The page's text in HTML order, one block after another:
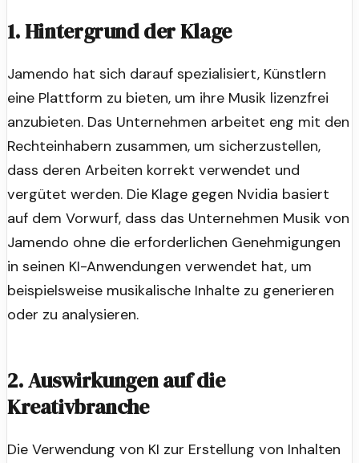
1. Hintergrund der Klage
Jamendo hat sich darauf spezialisiert, Künstlern
eine Plattform zu bieten, um ihre Musik lizenzfrei
anzubieten. Das Unternehmen arbeitet eng mit den
Rechteinhabern zusammen, um sicherzustellen,
dass deren Arbeiten korrekt verwendet und
vergütet werden. Die Klage gegen Nvidia basiert
auf dem Vorwurf, dass das Unternehmen Musik von
Jamendo ohne die erforderlichen Genehmigungen
in seinen KI-Anwendungen verwendet hat, um
beispielsweise musikalische Inhalte zu generieren
oder zu analysieren.
2. Auswirkungen auf die
Kreativbranche
Die Verwendung von KI zur Erstellung von Inhalten